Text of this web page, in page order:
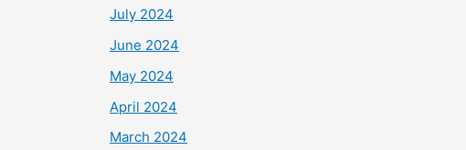
July 2024
June 2024
May 2024
April 2024
March 2024